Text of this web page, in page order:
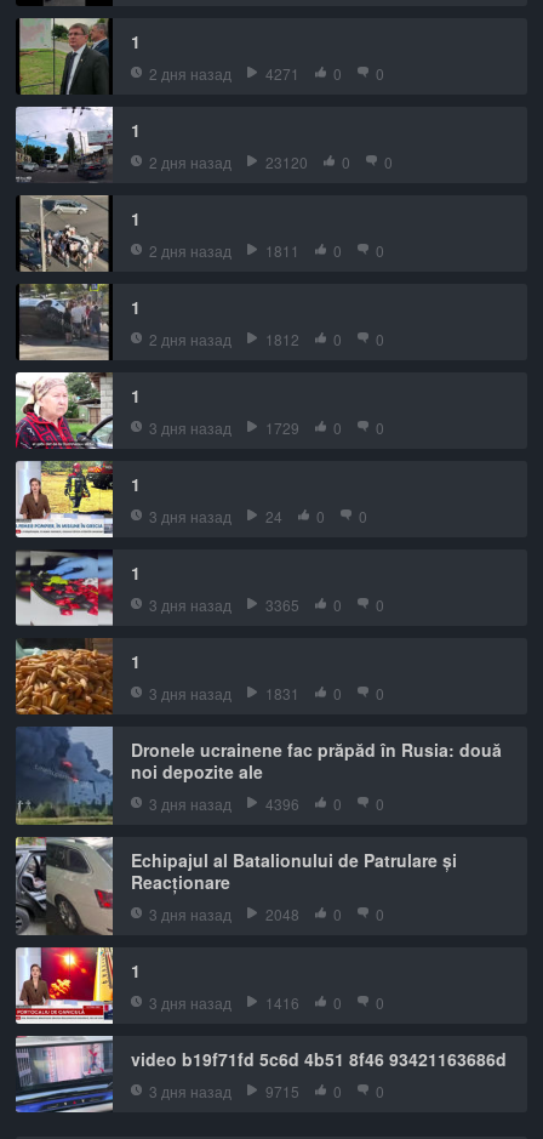
1
2 дня назад 4271 0 0
1
2 дня назад 23120 0 0
1
2 дня назад 1811 0 0
1
2 дня назад 1812 0 0
1
3 дня назад 1729 0 0
1
3 дня назад 24 0 0
1
3 дня назад 3365 0 0
1
3 дня назад 1831 0 0
Dronele ucrainene fac prăpăd în Rusia: două
noi depozite ale
3 дня назад 4396 0 0
Echipajul al Batalionului de Patrulare și
Reacționare
3 дня назад 2048 0 0
1
3 дня назад 1416 0 0
video b19f71fd 5c6d 4b51 8f46 93421163686d
3 дня назад 9715 0 0